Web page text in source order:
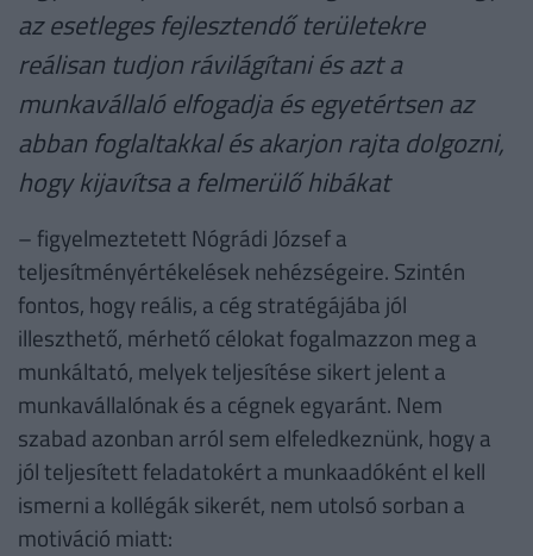
az esetleges fejlesztendő területekre
reálisan tudjon rávilágítani és azt a
munkavállaló elfogadja és egyetértsen az
abban foglaltakkal és akarjon rajta dolgozni,
hogy kijavítsa a felmerülő hibákat
– figyelmeztetett Nógrádi József a
teljesítményértékelések nehézségeire. Szintén
fontos, hogy reális, a cég stratégájába jól
illeszthető, mérhető célokat fogalmazzon meg a
munkáltató, melyek teljesítése sikert jelent a
munkavállalónak és a cégnek egyaránt. Nem
szabad azonban arról sem elfeledkeznünk, hogy a
jól teljesített feladatokért a munkaadóként el kell
ismerni a kollégák sikerét, nem utolsó sorban a
motiváció miatt: